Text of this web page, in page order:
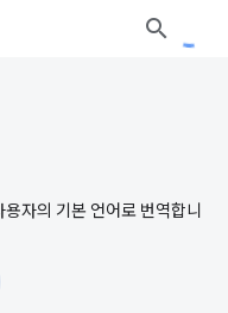
자의 기본 언어로 번역합니